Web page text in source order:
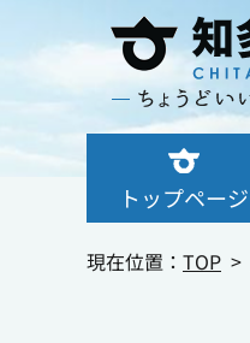
トップページ
現在位置： TOP